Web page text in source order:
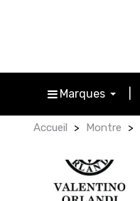
Marques
Accueil Montre